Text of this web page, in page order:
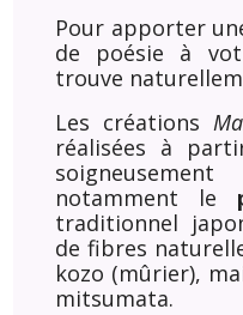
Pour apporter
de poésie à
trouve
Les créations
réalisées à
soigneusement
notamment le
traditionnel
de fibres
kozo (mûrier),
mitsumata.